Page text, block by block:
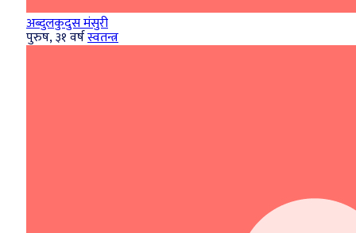
अब्दुलकुदुस मंसुरी
पुरुष, ३१ वर्षस्वतन्त्र